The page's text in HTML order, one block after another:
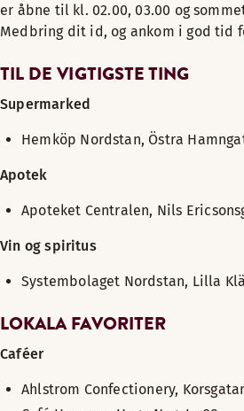
er åbne til kl. 02.00, 03.00 og
Medbring dit id, og ankom i god tid
TIL DE VIGTIGSTE TING
Supermarked
Hemköp Nordstan, Östra
Apotek
Apoteket Centralen, Nils
Vin og spiritus
Systembolaget Nordstan, Lilla
LOKALA FAVORITER
Caféer
Ahlstrom Confectionery,